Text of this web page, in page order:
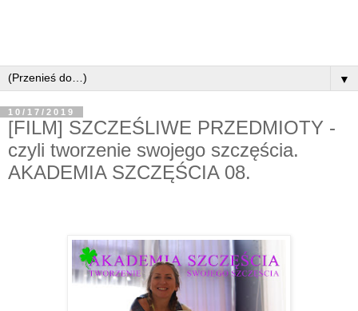
▼
10/17/2019
[FILM] SZCZEŚLIWE PRZEDMIOTY -
czyli tworzenie swojego szczęścia.
AKADEMIA SZCZĘŚCIA 08.